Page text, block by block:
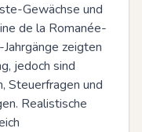
Gewächse und
de la Romanée-
zeigten
jedoch sind
Steuerfragen und
Realistische